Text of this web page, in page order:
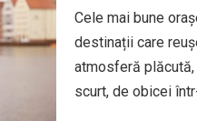
Cele mai bune
destinații care
atmosferă
scurt, de obicei